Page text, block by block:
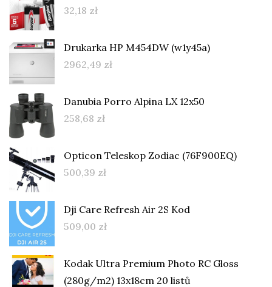
32,18 zł
Drukarka HP M454DW (w1y45a)
2962,49 zł
Danubia Porro Alpina LX 12x50
258,68 zł
Opticon Teleskop Zodiac (76F900EQ)
500,39 zł
Dji Care Refresh Air 2S Kod
509,00 zł
Kodak Ultra Premium Photo RC Gloss
(280g/m2) 13x18cm 20 listů